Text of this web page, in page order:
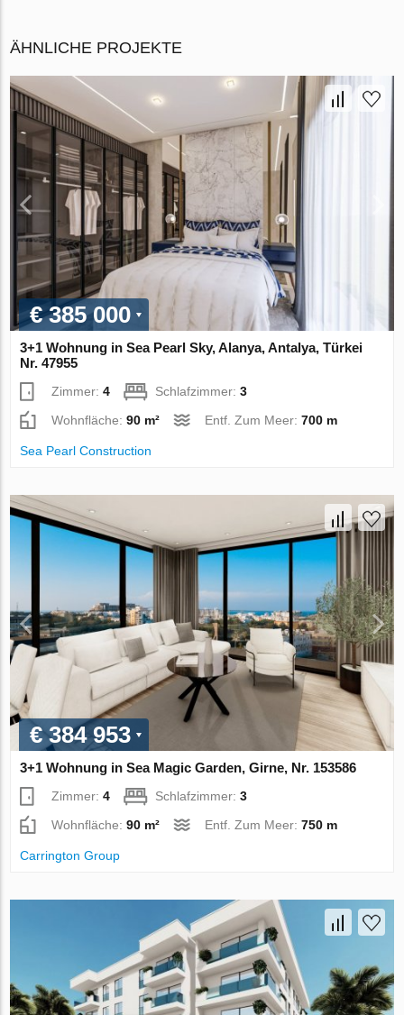
ÄHNLICHE PROJEKTE
€ 385 000
3+1 Wohnung in Sea Pearl Sky, Alanya, Antalya, Türkei
Nr. 47955
Zimmer:4 Schlafzimmer:3
Wohnfläche:90 m² Entf. Zum Meer:700 m
Sea Pearl Construction
€ 384 953
3+1 Wohnung in Sea Magic Garden, Girne, Nr. 153586
Zimmer:4 Schlafzimmer:3
Wohnfläche:90 m² Entf. Zum Meer:750 m
Carrington Group